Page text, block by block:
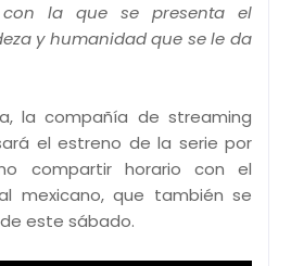
con la que se presenta el
y humanidad que se le da
la compañía de streaming
el estreno de la serie por
compartir horario con el
mexicano, que también se
este sábado.